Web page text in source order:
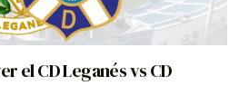
el CD Leganés vs CD